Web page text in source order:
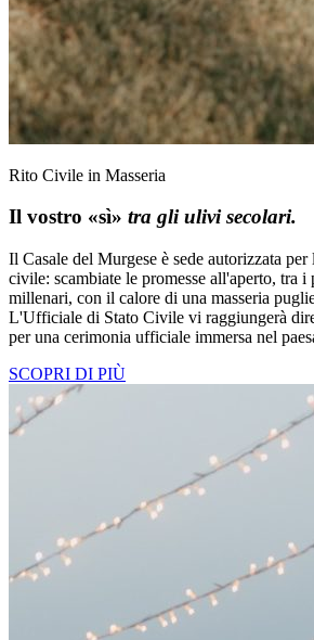
Rito Civile in Masseria
Il vostro «sì» tra gli ulivi secolari.
Il Casale del Murgese è sede autorizzata
civile: scambiate le promesse all'aperto, tra
millenari, con il calore di una masseria
L'Ufficiale di Stato Civile vi raggiungerà
per una cerimonia ufficiale immersa nel
SCOPRI DI PIÙ